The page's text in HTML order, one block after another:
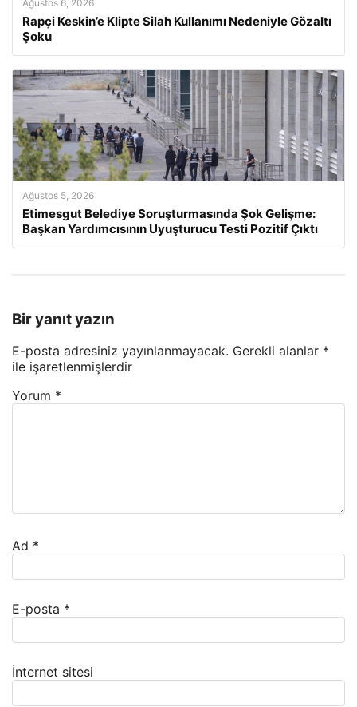
Ağustos 6, 2026
Rapçi Keskin’e Klipte Silah Kullanımı Nedeniyle Gözaltı
Şoku
Ağustos 5, 2026
Etimesgut Belediye Soruşturmasında Şok Gelişme:
Başkan Yardımcısının Uyuşturucu Testi Pozitif Çıktı
Bir yanıt yazın
E-posta adresiniz yayınlanmayacak. Gerekli alanlar *
ile işaretlenmişlerdir
Yorum *
Ad *
E-posta *
İnternet sitesi